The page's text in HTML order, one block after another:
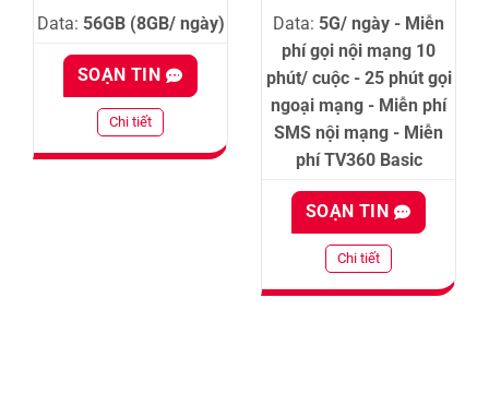
Data: 56GB (8GB/ ngày)
SOẠN TIN
Chi tiết
Data: 5G/ ngày - Miễn
phí gọi nội mạng 10
phút/ cuộc - 25 phút gọi
ngoại mạng - Miễn phí
SMS nội mạng - Miễn
phí TV360 Basic
SOẠN TIN
Chi tiết